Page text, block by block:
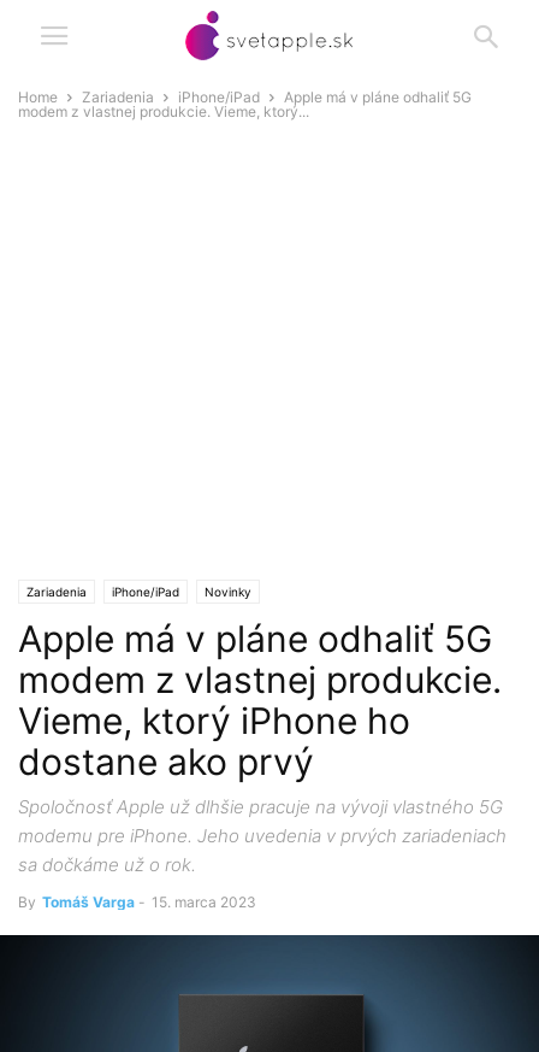
Home Zariadenia iPhone/iPad
Apple má v pláne odhaliť 5G
modem z vlastnej produkcie. Vieme, ktorý...
Zariadenia iPhone/iPad Novinky
Apple má v pláne odhaliť 5G
modem z vlastnej produkcie.
Vieme, ktorý iPhone ho
dostane ako prvý
Spoločnosť Apple už dlhšie pracuje na vývoji vlastného 5G
modemu pre iPhone. Jeho uvedenia v prvých zariadeniach
sa dočkáme už o rok.
By Tomáš Varga - 15. marca 2023